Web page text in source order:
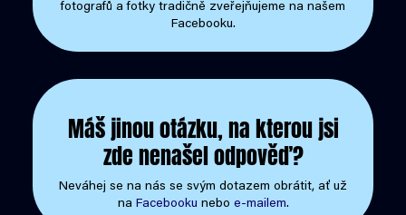
fotografů a fotky tradičně zveřejňujeme na našem
Facebooku.
Máš jinou otázku, na kterou jsi
zde nenašel odpověď?
Neváhej se na nás se svým dotazem obrátit, ať už
na Facebooku nebo e-mailem.